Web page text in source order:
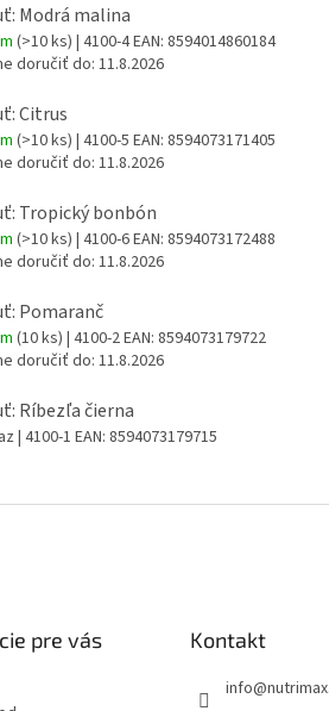
Modrá malina
(>10 ks) | 4100-4EAN: 8594014860184
doručiť do:11.8.2026
Citrus
(>10 ks) | 4100-5 EAN: 8594073171405
doručiť do:11.8.2026
Tropický bonbón
(>10 ks) | 4100-6EAN: 8594073172488
doručiť do:11.8.2026
Pomaranč
(10 ks) | 4100-2EAN: 8594073179722
doručiť do:11.8.2026
Ríbezľa čierna
| 4100-1 EAN: 8594073179715
pre vás Kontakt
info@